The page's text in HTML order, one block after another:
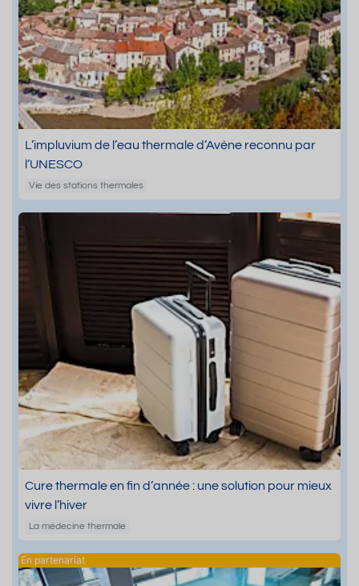
L’impluvium de l’eau thermale d’Avène reconnu par
l’UNESCO
Vie des stations thermales
Cure thermale en fin d’année : une solution pour mieux
vivre l’hiver
La médecine thermale